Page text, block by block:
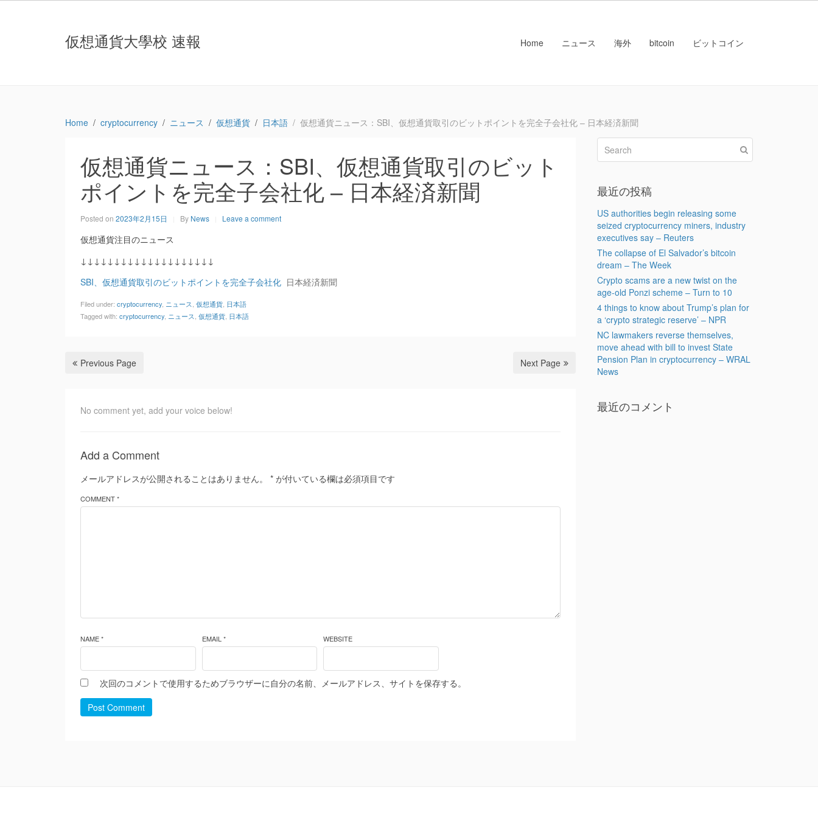
仮想通貨大學校 速報 Home ニュース 海外 bitcoin ビットコイン
Home cryptocurrency ニュース 仮想通貨 日本語 仮想通貨ニュース：SBI、仮想通貨取引のビットポイントを完全子会社化 – 日本経済新聞
仮想通貨ニュース：SBI、仮想通貨取引のビット
ポイントを完全子会社化 – 日本経済新聞
Posted on 2023年2月15日 By News Leave a comment
仮想通貨注目のニュース
↓↓↓↓↓↓↓↓↓↓↓↓↓↓↓↓↓↓↓↓
SBI、仮想通貨取引のビットポイントを完全子会社化 日本経済新聞
Filed under: cryptocurrency ニュース 仮想通貨 日本語
Tagged with: cryptocurrency ニュース 仮想通貨 日本語
Previous Page Next Page
No comment yet, add your voice below!
Add a Comment
メールアドレスが公開されることはありません。 * が付いている欄は必須項目です
COMMENT *
NAME * EMAIL * WEBSITE
次回のコメントで使用するためブラウザーに自分の名前、メールアドレス、サイトを保存する。
Post Comment
最近の投稿
US authorities begin releasing some
seized cryptocurrency miners, industry
executives say – Reuters
The collapse of El Salvador’s bitcoin
dream – The Week
Crypto scams are a new twist on the
age-old Ponzi scheme – Turn to 10
4 things to know about Trump’s plan for
a ‘crypto strategic reserve’ – NPR
NC lawmakers reverse themselves,
move ahead with bill to invest State
Pension Plan in cryptocurrency – WRAL
News
最近のコメント